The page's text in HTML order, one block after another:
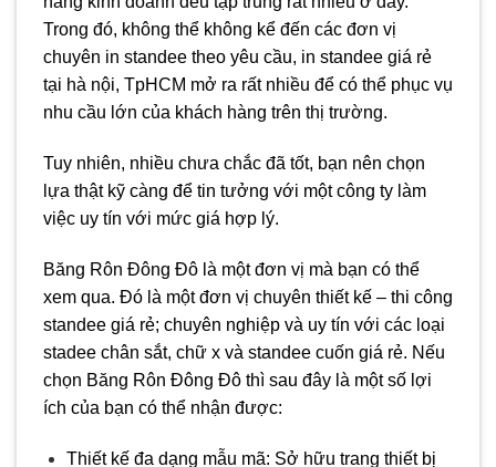
Trong đó, không thể không kể đến các đơn vị
chuyên in standee theo yêu cầu, in standee giá rẻ
tại hà nội, TpHCM mở ra rất nhiều để có thể phục vụ
nhu cầu lớn của khách hàng trên thị trường.
Tuy nhiên, nhiều chưa chắc đã tốt, bạn nên chọn
lựa thật kỹ càng để tin tưởng với một công ty làm
việc uy tín với mức giá hợp lý.
Băng Rôn Đông Đô là một đơn vị mà bạn có thể
xem qua. Đó là một đơn vị chuyên thiết kế – thi công
standee giá rẻ; chuyên nghiệp và uy tín với các loại
stadee chân sắt, chữ x và standee cuốn giá rẻ. Nếu
chọn Băng Rôn Đông Đô thì sau đây là một số lợi
ích của bạn có thể nhận được:
Thiết kế đa dạng mẫu mã: Sở hữu trang thiết bị